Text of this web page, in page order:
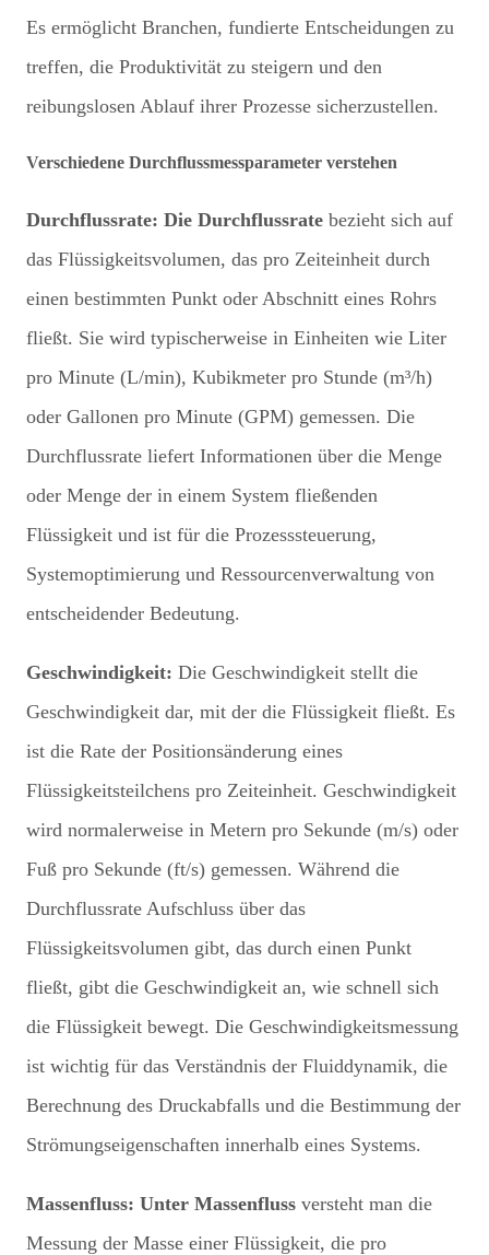
Es ermöglicht Branchen, fundierte Entscheidungen zu
treffen, die Produktivität zu steigern und den
reibungslosen Ablauf ihrer Prozesse sicherzustellen.
Verschiedene Durchflussmessparameter verstehen
Durchflussrate: Die Durchflussrate bezieht sich auf
das Flüssigkeitsvolumen, das pro Zeiteinheit durch
einen bestimmten Punkt oder Abschnitt eines Rohrs
fließt. Sie wird typischerweise in Einheiten wie Liter
pro Minute (L/min), Kubikmeter pro Stunde (m³/h)
oder Gallonen pro Minute (GPM) gemessen. Die
Durchflussrate liefert Informationen über die Menge
oder Menge der in einem System fließenden
Flüssigkeit und ist für die Prozesssteuerung,
Systemoptimierung und Ressourcenverwaltung von
entscheidender Bedeutung.
Geschwindigkeit: Die Geschwindigkeit stellt die
Geschwindigkeit dar, mit der die Flüssigkeit fließt. Es
ist die Rate der Positionsänderung eines
Flüssigkeitsteilchens pro Zeiteinheit. Geschwindigkeit
wird normalerweise in Metern pro Sekunde (m/s) oder
Fuß pro Sekunde (ft/s) gemessen. Während die
Durchflussrate Aufschluss über das
Flüssigkeitsvolumen gibt, das durch einen Punkt
fließt, gibt die Geschwindigkeit an, wie schnell sich
die Flüssigkeit bewegt. Die Geschwindigkeitsmessung
ist wichtig für das Verständnis der Fluiddynamik, die
Berechnung des Druckabfalls und die Bestimmung der
Strömungseigenschaften innerhalb eines Systems.
Massenfluss: Unter Massenfluss versteht man die
Messung der Masse einer Flüssigkeit, die pro